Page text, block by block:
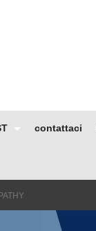
contattaci